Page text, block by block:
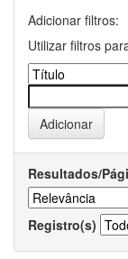
Adicionar filtros:
Utilizar filtros
Resultados/
Registro(s)